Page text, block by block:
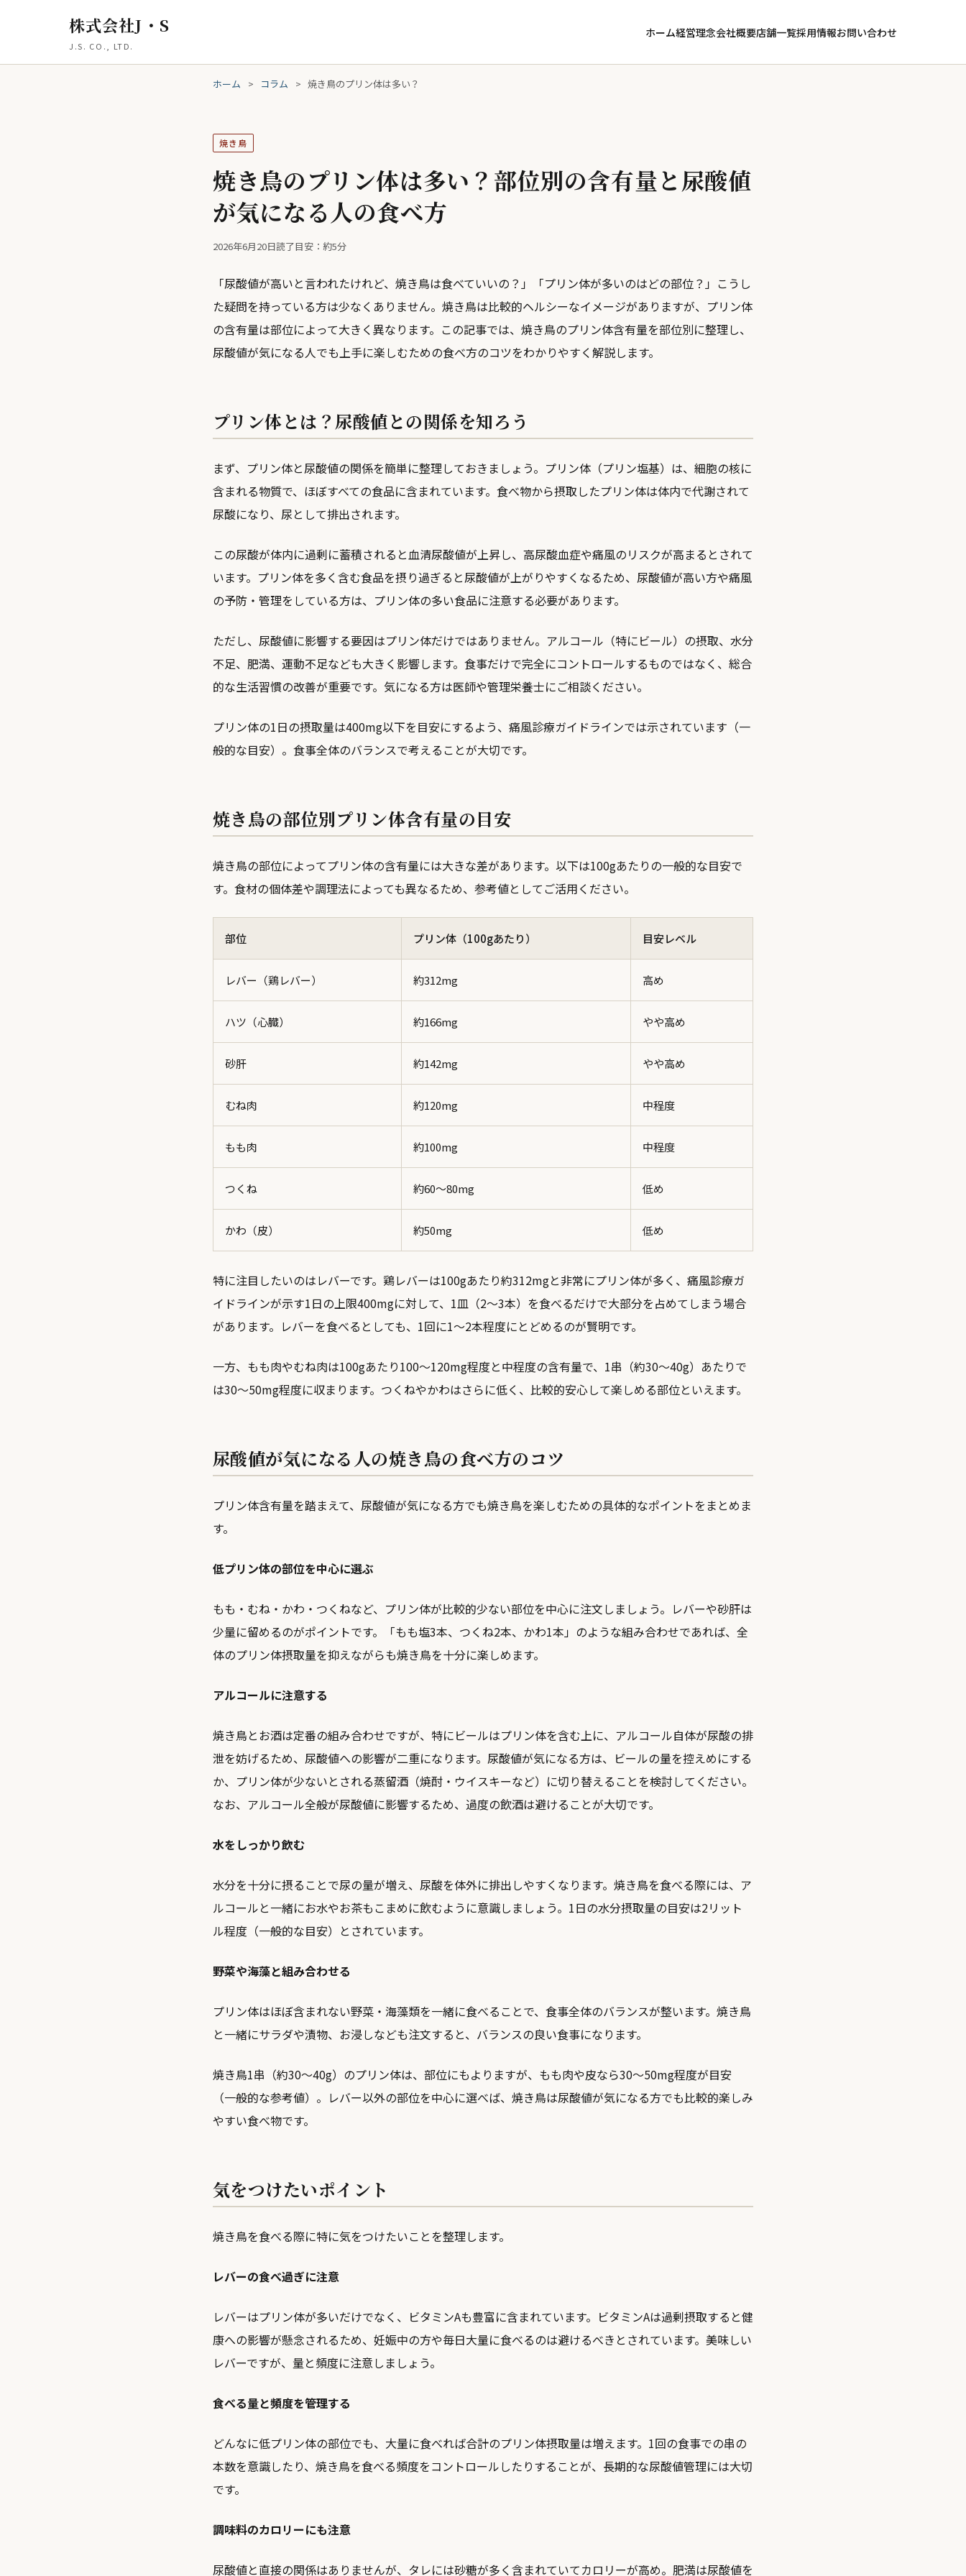
株式会社J・S
J.S. CO., LTD.
ホーム経営理念会社概要店舗一覧採用情報お問い合わせ
ホーム > コラム > 焼き鳥のプリン体は多い？
焼き鳥
焼き鳥のプリン体は多い？部位別の含有量と尿酸値
が気になる人の食べ方
2026年6月20日読了目安：約5分
「尿酸値が高いと言われたけれど、焼き鳥は食べていいの？」「プリン体が多いのはどの部位？」こうし
た疑問を持っている方は少なくありません。焼き鳥は比較的ヘルシーなイメージがありますが、プリン体
の含有量は部位によって大きく異なります。この記事では、焼き鳥のプリン体含有量を部位別に整理し、
尿酸値が気になる人でも上手に楽しむための食べ方のコツをわかりやすく解説します。
プリン体とは？尿酸値との関係を知ろう
まず、プリン体と尿酸値の関係を簡単に整理しておきましょう。プリン体（プリン塩基）は、細胞の核に
含まれる物質で、ほぼすべての食品に含まれています。食べ物から摂取したプリン体は体内で代謝されて
尿酸になり、尿として排出されます。
この尿酸が体内に過剰に蓄積されると血清尿酸値が上昇し、高尿酸血症や痛風のリスクが高まるとされて
います。プリン体を多く含む食品を摂り過ぎると尿酸値が上がりやすくなるため、尿酸値が高い方や痛風
の予防・管理をしている方は、プリン体の多い食品に注意する必要があります。
ただし、尿酸値に影響する要因はプリン体だけではありません。アルコール（特にビール）の摂取、水分
不足、肥満、運動不足なども大きく影響します。食事だけで完全にコントロールするものではなく、総合
的な生活習慣の改善が重要です。気になる方は医師や管理栄養士にご相談ください。
プリン体の1日の摂取量は400mg以下を目安にするよう、痛風診療ガイドラインでは示されています（一
般的な目安）。食事全体のバランスで考えることが大切です。
焼き鳥の部位別プリン体含有量の目安
焼き鳥の部位によってプリン体の含有量には大きな差があります。以下は100gあたりの一般的な目安で
す。食材の個体差や調理法によっても異なるため、参考値としてご活用ください。
部位 プリン体（100gあたり） 目安レベル
レバー（鶏レバー） 約312mg 高め
ハツ（心臓） 約166mg やや高め
砂肝 約142mg やや高め
むね肉 約120mg 中程度
もも肉 約100mg 中程度
つくね 約60〜80mg 低め
かわ（皮） 約50mg 低め
特に注目したいのはレバーです。鶏レバーは100gあたり約312mgと非常にプリン体が多く、痛風診療ガ
イドラインが示す1日の上限400mgに対して、1皿（2〜3本）を食べるだけで大部分を占めてしまう場合
があります。レバーを食べるとしても、1回に1〜2本程度にとどめるのが賢明です。
一方、もも肉やむね肉は100gあたり100〜120mg程度と中程度の含有量で、1串（約30〜40g）あたりで
は30〜50mg程度に収まります。つくねやかわはさらに低く、比較的安心して楽しめる部位といえます。
尿酸値が気になる人の焼き鳥の食べ方のコツ
プリン体含有量を踏まえて、尿酸値が気になる方でも焼き鳥を楽しむための具体的なポイントをまとめま
す。
低プリン体の部位を中心に選ぶ
もも・むね・かわ・つくねなど、プリン体が比較的少ない部位を中心に注文しましょう。レバーや砂肝は
少量に留めるのがポイントです。「もも塩3本、つくね2本、かわ1本」のような組み合わせであれば、全
体のプリン体摂取量を抑えながらも焼き鳥を十分に楽しめます。
アルコールに注意する
焼き鳥とお酒は定番の組み合わせですが、特にビールはプリン体を含む上に、アルコール自体が尿酸の排
泄を妨げるため、尿酸値への影響が二重になります。尿酸値が気になる方は、ビールの量を控えめにする
か、プリン体が少ないとされる蒸留酒（焼酎・ウイスキーなど）に切り替えることを検討してください。
なお、アルコール全般が尿酸値に影響するため、過度の飲酒は避けることが大切です。
水をしっかり飲む
水分を十分に摂ることで尿の量が増え、尿酸を体外に排出しやすくなります。焼き鳥を食べる際には、ア
ルコールと一緒にお水やお茶もこまめに飲むように意識しましょう。1日の水分摂取量の目安は2リット
ル程度（一般的な目安）とされています。
野菜や海藻と組み合わせる
プリン体はほぼ含まれない野菜・海藻類を一緒に食べることで、食事全体のバランスが整います。焼き鳥
と一緒にサラダや漬物、お浸しなども注文すると、バランスの良い食事になります。
焼き鳥1串（約30〜40g）のプリン体は、部位にもよりますが、もも肉や皮なら30〜50mg程度が目安
（一般的な参考値）。レバー以外の部位を中心に選べば、焼き鳥は尿酸値が気になる方でも比較的楽しみ
やすい食べ物です。
気をつけたいポイント
焼き鳥を食べる際に特に気をつけたいことを整理します。
レバーの食べ過ぎに注意
レバーはプリン体が多いだけでなく、ビタミンAも豊富に含まれています。ビタミンAは過剰摂取すると健
康への影響が懸念されるため、妊娠中の方や毎日大量に食べるのは避けるべきとされています。美味しい
レバーですが、量と頻度に注意しましょう。
食べる量と頻度を管理する
どんなに低プリン体の部位でも、大量に食べれば合計のプリン体摂取量は増えます。1回の食事での串の
本数を意識したり、焼き鳥を食べる頻度をコントロールしたりすることが、長期的な尿酸値管理には大切
です。
調味料のカロリーにも注意
尿酸値と直接の関係はありませんが、タレには砂糖が多く含まれていてカロリーが高め。肥満は尿酸値を